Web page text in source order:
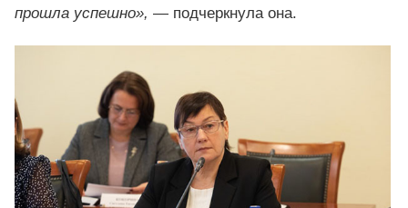
прошла успешно», — подчеркнула она.